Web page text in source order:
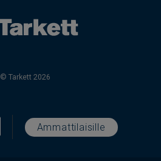
© Tarkett 2026
Ammattilaisille